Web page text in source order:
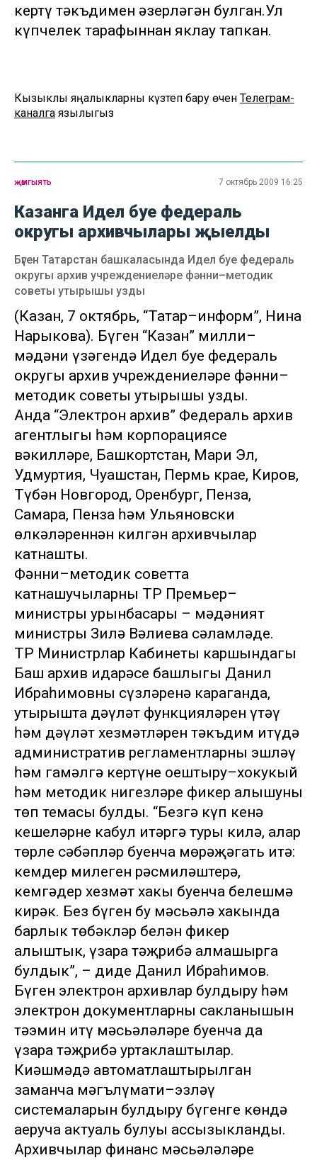
кертү тәкъдимен әзерләгән булган.Ул
күпчелек тарафыннан яклау тапкан.
Кызыклы яңалыкларны күзәтеп бару өчен Телеграм-
каналга язылыгыз
җәмгыять 7 октябрь 2009 16:25
Казанга Идел буе федераль
округы архивчылары җыелды
Бүген Татарстан башкаласында Идел буе федераль
округы архив учреждениеләре фәнни–методик
советы утырышы узды
(Казан, 7 октябрь, “Татар–информ”, Нина
Нарыкова). Бүген “Казан” милли–
мәдәни үзәгендә Идел буе федераль
округы архив учреждениеләре фәнни–
методик советы утырышы узды.
Анда “Электрон архив” Федераль архив
агентлыгы һәм корпорациясе
вәкилләре, Башкортстан, Мари Эл,
Удмуртия, Чуашстан, Пермь крае, Киров,
Түбән Новгород, Оренбург, Пенза,
Самара, Пенза һәм Ульяновски
өлкәләреннән килгән архивчылар
катнашты.
Фәнни–методик советта
катнашучыларны ТР Премьер–
министры урынбасары – мәдәният
министры Зилә Вәлиева сәламләде.
ТР Министрлар Кабинеты каршындагы
Баш архив идарәсе башлыгы Данил
Ибраһимовның сүзләренә караганда,
утырышта дәүләт функцияләрен үтәү
һәм дәүләт хезмәтләрен тәкъдим итүдә
административ регламентларны эшләү
һәм гамәлгә кертүнең оештыру–хокукый
һәм методик нигезләре фикер алышуның
төп темасы булды. “Безгә күп кенә
кешеләрне кабул итәргә туры килә, алар
төрле сәбәпләр буенча мөрәҗәгать итә:
кемдер милеген рәсмиләштерә,
кемгәдер хезмәт хакы буенча белешмә
кирәк. Без бүген бу мәсьәлә хакында
барлык төбәкләр белән фикер
алыштык, үзара тәҗрибә алмашырга
булдык”, – диде Данил Ибраһимов.
Бүген электрон архивлар булдыру һәм
электрон документларның сакланышын
тәэмин итү мәсьәләләре буенча да
үзара тәҗрибә уртаклаштылар.
Киңәшмәдә автоматлаштырылган
заманча мәгълүмати–эзләү
системаларын булдыру бүгенге көндә
аеруча актуаль булуы ассызыкланды.
Архивчылар финанс мәсьәләләре